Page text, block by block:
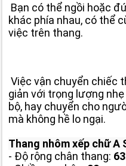
Bạn có thể ngồi hoặc
khác phía nhau, có thể
việc trên thang.
Việc vận chuyển chiếc
giản với trọng lượng
bộ, hay chuyển cho
mà không hề lo ngại.
Thang nhôm xếp chữ A
- Độ rộng chân thang: